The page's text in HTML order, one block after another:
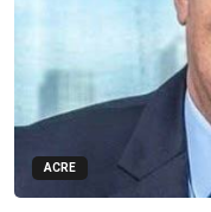
ACRE